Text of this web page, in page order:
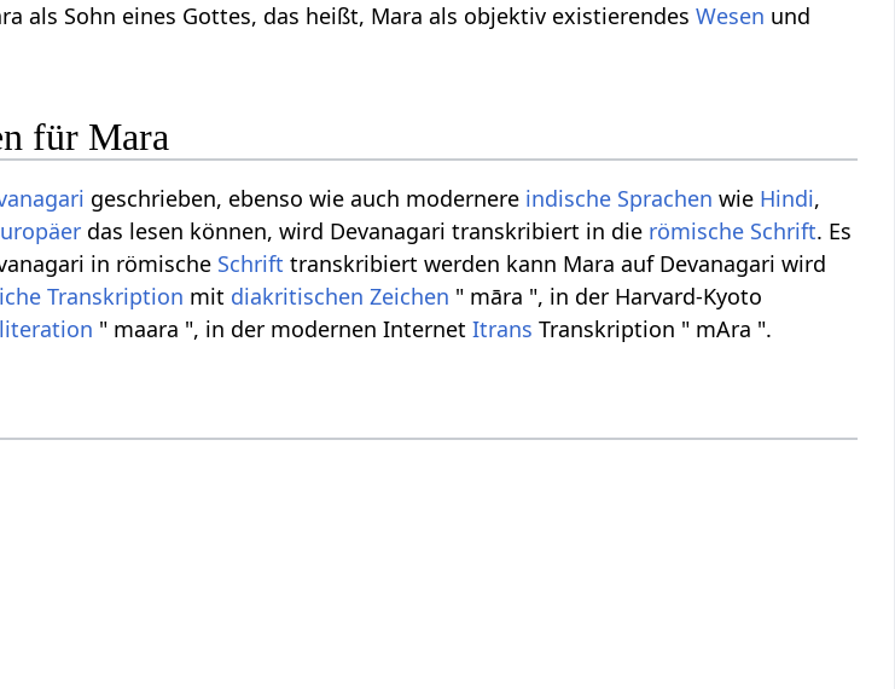
als Sohn eines Gottes, das heißt, Mara als objektiv existierendesWesen und
für Mara
geschrieben, ebenso wie auch modernere indische Sprachen wie Hindi,
das lesen können, wird Devanagari transkribiert in die römische Schrift. Es
in römische Schrift transkribiert werden kann Mara auf Devanagari wird
Transkription mit diakritischen Zeichen " māra ", in der Harvard-Kyoto
" maara ", in der modernen InternetItrans Transkription " mAra ".